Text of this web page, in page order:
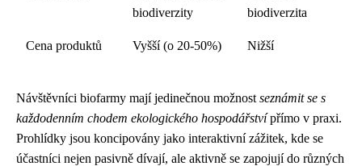
biodiverzity
biodiverzita
Cena produktů Vyšší (o 20-50%) Nižší
Návštěvníci biofarmy mají jedinečnou možnost seznámit se s
každodenním chodem ekologického hospodářstvípřímo v praxi.
Prohlídky jsou koncipovány jako interaktivní zážitek, kde se
účastníci nejen pasivně dívají, ale aktivně se zapojují do různých